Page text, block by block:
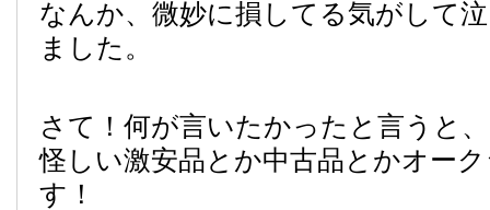
なんか、微妙に損してる気がして
ました。
さて！何が言いたかったと言うと、
怪しい激安品とか中古品とかオー
す！